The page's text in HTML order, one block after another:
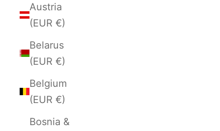
Austria
(EUR €)
Belarus
(EUR €)
Belgium
(EUR €)
Bosnia &